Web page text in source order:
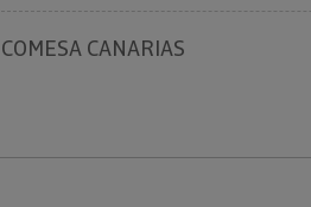
COMESA CANARIAS